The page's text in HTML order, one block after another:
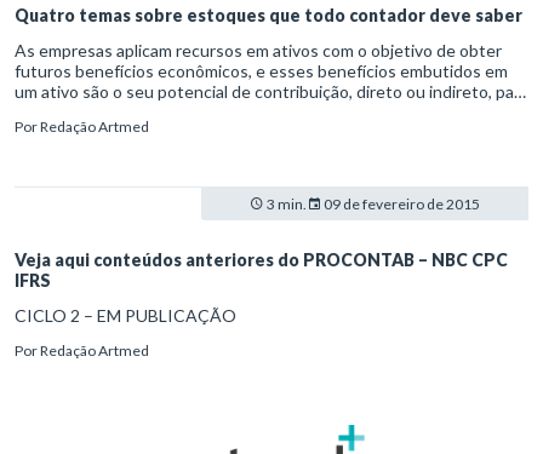
Quatro temas sobre estoques que todo contador deve saber
As empresas aplicam recursos em ativos com o objetivo de obter
futuros benefícios econômicos, e esses benefícios embutidos em
um ativo são o seu potencial de contribuição, direto ou indireto, para
PorRedação Artmed
3 min. 09 de fevereiro de 2015
Veja aqui conteúdos anteriores do PROCONTAB – NBC CPC
IFRS
CICLO 2 – EM PUBLICAÇÃO
PorRedação Artmed